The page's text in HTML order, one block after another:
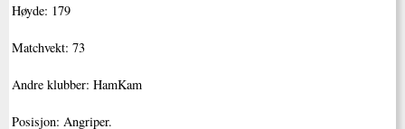
Høyde: 179
Matchvekt: 73
Andre klubber: HamKam
Posisjon: Angriper.